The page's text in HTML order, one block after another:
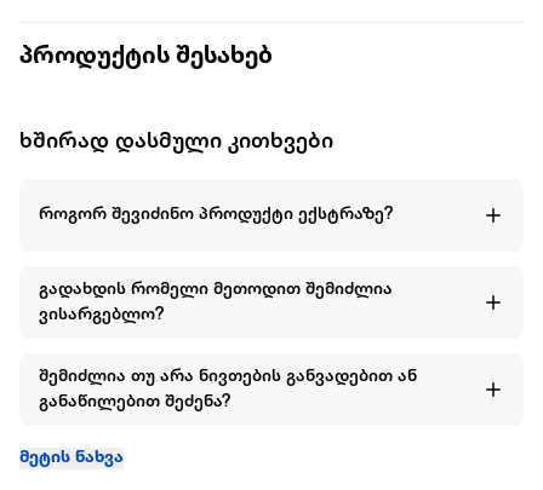
პროდუქტის შესახებ
ხშირად დასმული კითხვები
როგორ შევიძინო პროდუქტი ექსტრაზე?
გადახდის რომელი მეთოდით შემიძლია
ვისარგებლო?
შემიძლია თუ არა ნივთების განვადებით ან
განაწილებით შეძენა?
მეტის ნახვა